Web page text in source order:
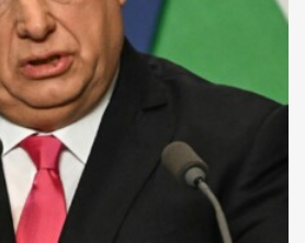
jelölt:
amit észrevett